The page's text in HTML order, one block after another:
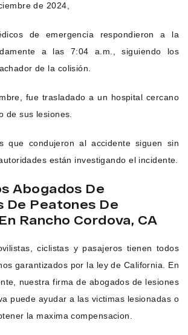
de 2024,
de emergencia respondieron a la
a las 7:04 a.m., siguiendo los
de la colisión.
fue trasladado a un hospital cercano
de sus lesiones.
que condujeron al accidente siguen sin
están investigando el incidente.
Abogados De
De Peatones De
Rancho Cordova, CA
ciclistas y pasajeros tienen todos
garantizados por la ley de California. En
nuestra firma de abogados de lesiones
puede ayudar a las victimas lesionadas o
la maxima compensacion.